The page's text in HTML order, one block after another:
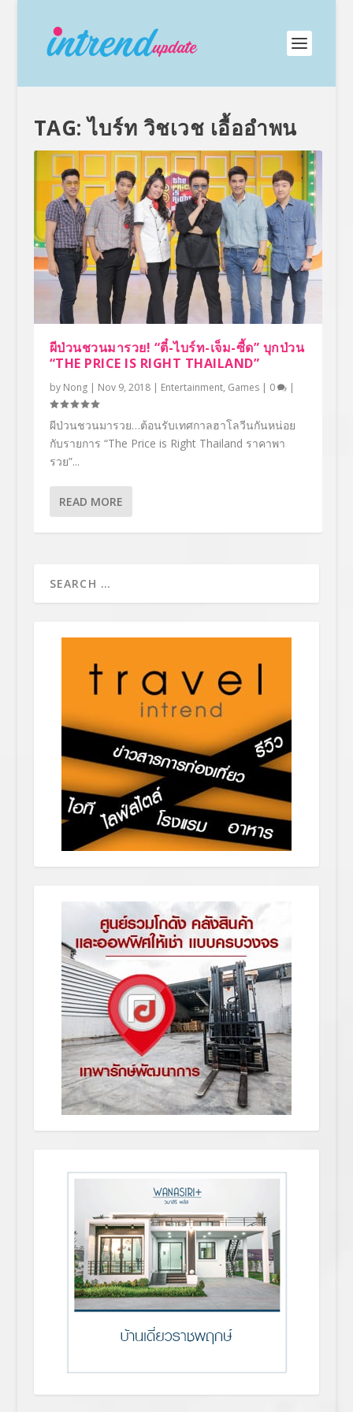
TAG:ไบร์ท วิชเวช เอื้ออำพน
ผีป่วนชวนมารวย! “ตี๋-ไบร์ท-เจ็ม-ซี้ด” บุกป่วน
“THE PRICE IS RIGHT THAILAND”
by Nong| Nov 9, 2018| Entertainment, Games| 0 |
ผีป่วนชวนมารวย…ต้อนรับเทศกาลฮาโลวีนกันหน่อย
กับรายการ “The Price is Right Thailand ราคาพา
รวย”...
READ MORE